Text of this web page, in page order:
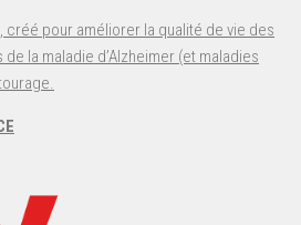
créé pour améliorer la qualité de vie des
la maladie d’Alzheimer (et maladies